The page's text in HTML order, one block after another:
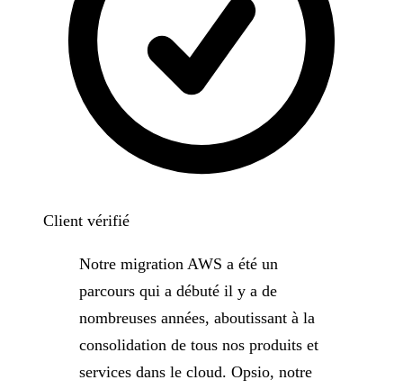
Client vérifié
Notre migration AWS a été un
parcours qui a débuté il y a de
nombreuses années, aboutissant à la
consolidation de tous nos produits et
services dans le cloud. Opsio, notre